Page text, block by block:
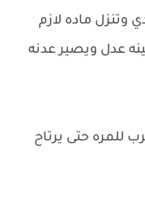
وتنزل ماده لازم
عدل ويصير عدنه
للمره حتى يرتاح